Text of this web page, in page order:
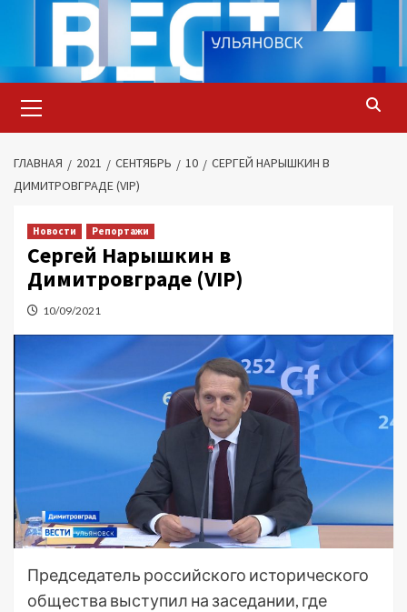
содержимому
меню
ГЛАВНАЯ 2021 СЕНТЯБРЬ 10
СЕРГЕЙ НАРЫШКИН В
ДИМИТРОВГРАДЕ (VIP)
Новости Репортажи
Сергей Нарышкин в
Димитровграде (VIP)
10/09/2021
Председатель российского исторического
общества выступил на заседании, где